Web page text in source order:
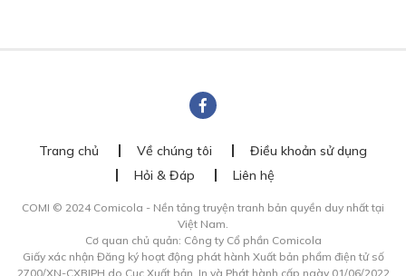
Trang chủ Về chúng tôi
Điều khoản sử dụng
Hỏi & Đáp
Liên hệ
COMI © 2024 Comicola - Nền tảng truyện tranh bản quyền duy nhất tại
Việt Nam.
Cơ quan chủ quản: Công ty Cổ phần Comicola
Giấy xác nhận Đăng ký hoạt động phát hành Xuất bản phẩm điện tử số
2700/XN-CXBIPH do Cục Xuất bản, In và Phát hành cấp ngày 01/06/2022